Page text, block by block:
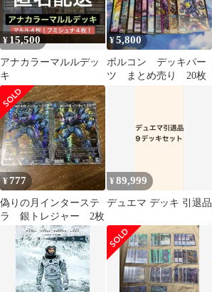
¥ 15,500
アナカラーマルルデッ
キ
¥5,800
ボルコン デッキパー
ツ まとめ売り 20枚
¥777
偽りの月インターステ
ラ 銀トレジャー 2枚
¥89,999
デュエマ デッキ 引退品